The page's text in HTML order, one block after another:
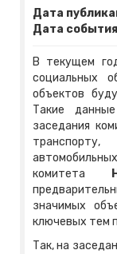
Дата
Дата
В текущем
социальных
объектов
Такие
заседания
комитета
значимых
ключевых тем
Так, на